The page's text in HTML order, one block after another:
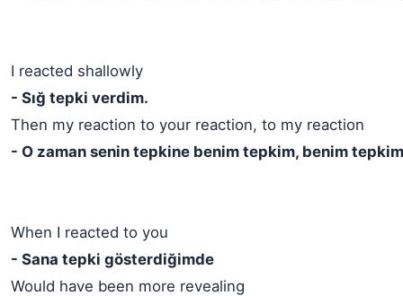
I reacted shallowly
- Sığ tepki verdim.
Then my reaction to your reaction, to my reaction
- O zaman senin tepkine benim tepkim, benim
When I reacted to you
- Sana tepki gösterdiğimde
Would have been more revealing